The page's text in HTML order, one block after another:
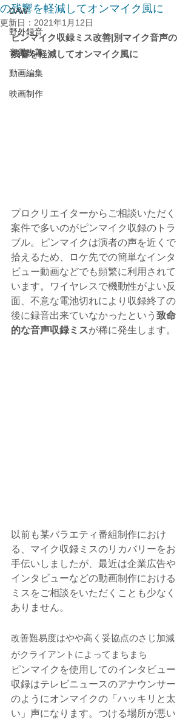
DAW
野外録音
音質改善
動画編集
映画制作
の残響を軽減してオンマイク風に
更新日： 2021年1月12日
ピンマイク収録ミス改善|別マイク音声の
残響を軽減してオンマイク風に
プロクリエイターからご相談いただく
案件で多いのがピンマイク収録のトラ
ブル。ピンマイクは演者の声を近くで
拾えるため、ロケ先での簡単なインタ
ビュー動画などでも頻繁に利用されて
います。ワイヤレスで機動性がよい反
面、不意な電池切れにより収録終了の
後に録音出来ていなかったという 致命
的な音声収録ミスが稀に発生します。
以前も某バラエティ番組制作におけ
る、マイク収録ミスのリカバリーをお
手伝いしましたが、最近は企業広告や
インタビューなどの動画制作における
ミスをご相談をいただくことも少なく
ありません。
改善難易度はやや高く妥協点のさじ加減
がクライアントによってまちまち
ピンマイクを使用してのインタビュー
収録はテレビニュースのアナウンサー
のようにオンマイクの「ハッキリと太
い」声になります。つける場所が悪い